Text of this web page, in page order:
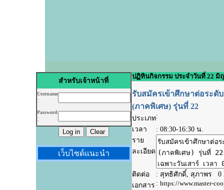
สำหรับเจ้าหน้าที่
Username
:
Password
:
เว็บไซด์แนะนำ
ปฏิทินกิจกรรม ประจำวันที่ 22 มิ
รับสมัครเข้าศึกษาต่อระ
(ภาคพิเศษ) รุ่นที่ 22
ประเภท:
เวลา
: 08:30-16:30 น.
ราย
ละเอียด
ติดต่อ
: สุทธิศักดิ์, สุภาพร 0
เอกสาร : https://www.master-